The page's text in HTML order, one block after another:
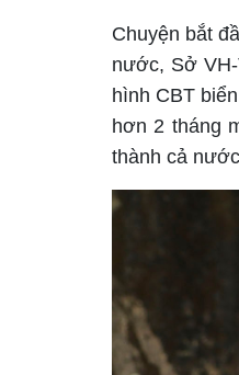
Chuyện bắt
nước, Sở
hình CBT
hơn 2 tháng
thành cả